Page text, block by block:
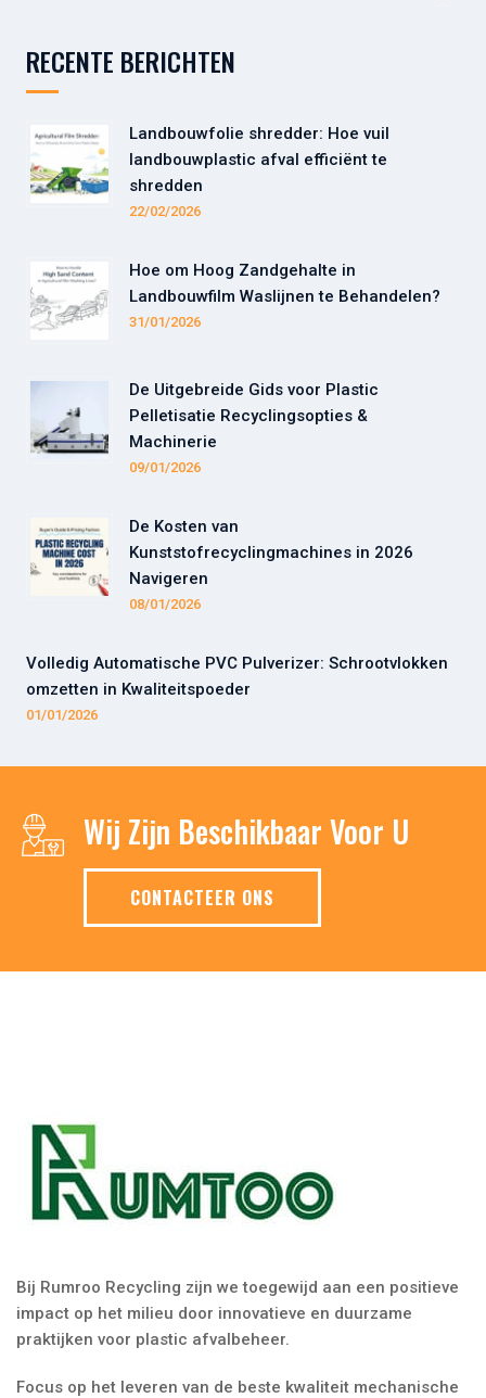
RECENTE BERICHTEN
Landbouwfolie shredder: Hoe vuil
landbouwplastic afval efficiënt te
shredden
22/02/2026
Hoe om Hoog Zandgehalte in
Landbouwfilm Waslijnen te Behandelen?
31/01/2026
De Uitgebreide Gids voor Plastic
Pelletisatie Recyclingsopties &
Machinerie
09/01/2026
De Kosten van
Kunststofrecyclingmachines in 2026
Navigeren
08/01/2026
Volledig Automatische PVC Pulverizer: Schrootvlokken
omzetten in Kwaliteitspoeder
01/01/2026
Wij Zijn Beschikbaar Voor U
CONTACTEER ONS
Bij Rumroo Recycling zijn we toegewijd aan een positieve
impact op het milieu door innovatieve en duurzame
praktijken voor plastic afvalbeheer.
Focus op het leveren van de beste kwaliteit mechanische